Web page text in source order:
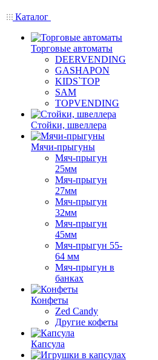
Каталог
Торговые автоматы
DEERVENDING
GASHAPON
KIDS`TOP
SAM
TOPVENDING
Стойки, швеллера
Мячи-прыгуны
Мяч-прыгун
25мм
Мяч-прыгун
27мм
Мяч-прыгун
32мм
Мяч-прыгун
45мм
Мяч-прыгун 55-
64 мм
Мяч-прыгун в
банках
Конфеты
Zed Candy
Другие кофеты
Капсула